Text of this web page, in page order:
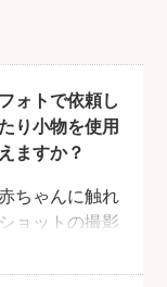
ォトで依頼し
り小物を使用
ますか？
ちゃんに触れ
ョットの撮影
物について
からのご用意